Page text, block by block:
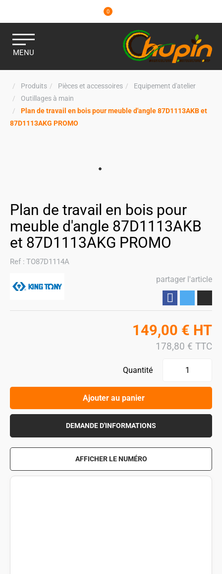
0
MENU
Produits Pièces et accessoires
Equipement d'atelier
Outillages à main
Plan de travail en bois pour meuble d'angle 87D1113AKB et
87D1113AKG PROMO
Plan de travail en bois pour
meuble d'angle 87D1113AKB
et 87D1113AKG PROMO
Ref : TO87D1114A
partager l'article
149,00 € HT
178,80 € TTC
Quantité
Ajouter au panier
DEMANDE D'INFORMATIONS
AFFICHER LE NUMÉRO